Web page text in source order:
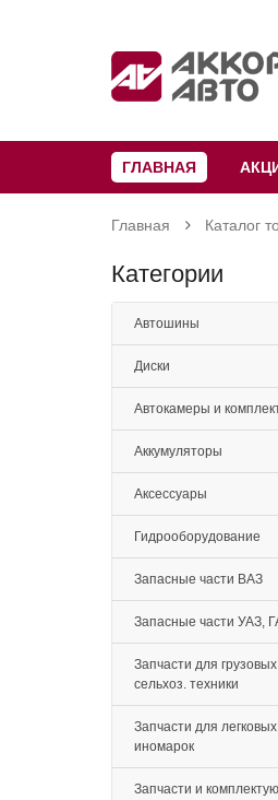
ГЛАВНАЯ
Главная Каталог
Категории
Автошины
Диски
Автокамеры и
Аккумуляторы
Аксессуары
Гидрооборудование
Запасные части ВАЗ
Запасные части УАЗ,
Запчасти для
сельхоз. техники
Запчасти для
иномарок
Запчасти и